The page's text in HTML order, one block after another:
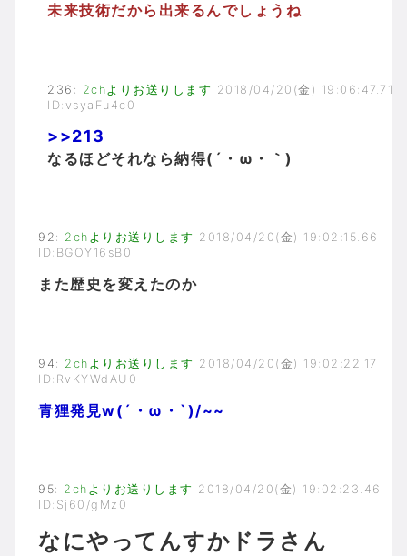
未来技術だから出来るんでしょうね
236 : 2chよりお送りします 2018/04/20(金) 19:06:47.71
ID:vsyaFu4c0
>>213
なるほどそれなら納得(´・ω・｀)
92 : 2chよりお送りします 2018/04/20(金) 19:02:15.66
ID:BGOY16sB0
また歴史を変えたのか
94 : 2chよりお送りします 2018/04/20(金) 19:02:22.17
ID:RvKYWdAU0
青狸発見w(´・ω・`)/~~
95: 2chよりお送りします 2018/04/20(金) 19:02:23.46
ID:Sj60/gMz0
なにやってんすかドラさん